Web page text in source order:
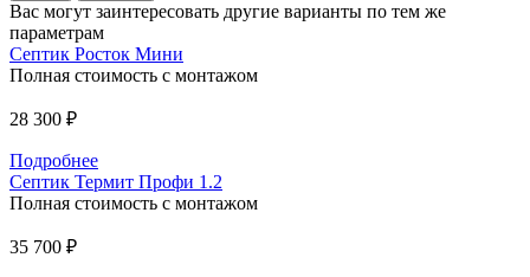
Вас могут заинтересовать другие варианты по тем же
параметрам
Септик Росток Мини
Полная стоимость с монтажом
28 300 ₽
Подробнее
Септик Термит Профи 1.2
Полная стоимость с монтажом
35 700 ₽